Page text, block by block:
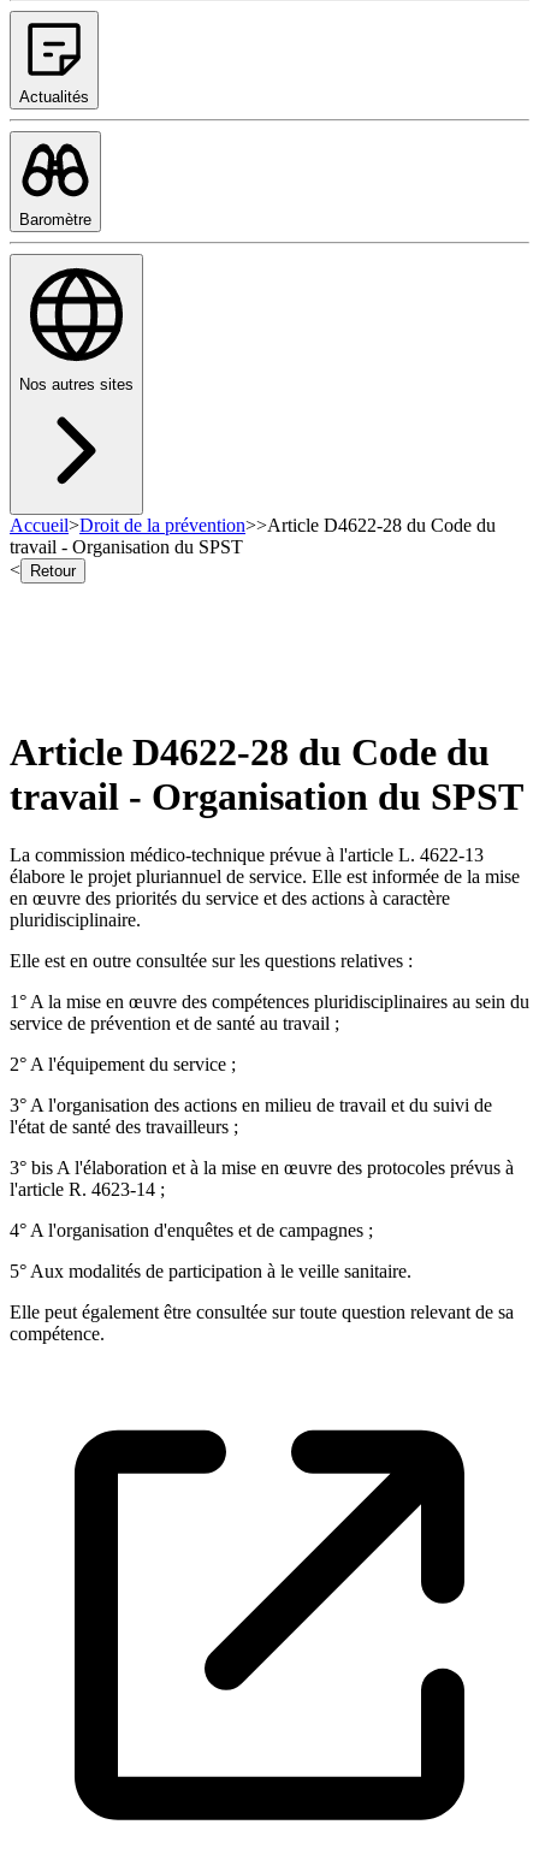
Actualités
Baromètre
Nos autres sites
Accueil>Droit de la prévention>>Article D4622-28 du Code du
travail - Organisation du SPST
<
Retour
Article D4622-28 du Code du
travail - Organisation du SPST
La commission médico-technique prévue à l'article L. 4622-13
élabore le projet pluriannuel de service. Elle est informée de la mise
en œuvre des priorités du service et des actions à caractère
pluridisciplinaire.
Elle est en outre consultée sur les questions relatives :
1° A la mise en œuvre des compétences pluridisciplinaires au sein du
service de prévention et de santé au travail ;
2° A l'équipement du service ;
3° A l'organisation des actions en milieu de travail et du suivi de
l'état de santé des travailleurs ;
3° bis A l'élaboration et à la mise en œuvre des protocoles prévus à
l'article R. 4623-14 ;
4° A l'organisation d'enquêtes et de campagnes ;
5° Aux modalités de participation à le veille sanitaire.
Elle peut également être consultée sur toute question relevant de sa
compétence.